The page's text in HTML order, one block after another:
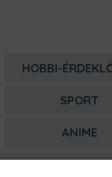
HOBBI-
SPORT
ANIME